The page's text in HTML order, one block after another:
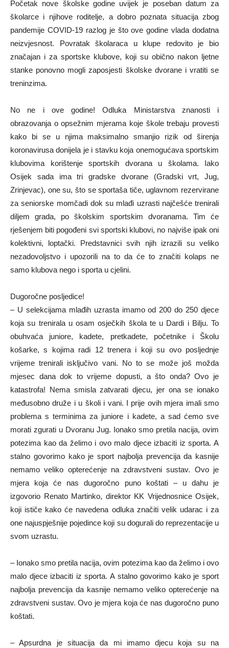
Početak nove školske godine uvijek je poseban datum za
školarce i njihove roditelje, a dobro poznata situacija zbog
pandemije COVID-19 razlog je što ove godine vlada dodatna
neizvjesnost. Povratak školaraca u klupe redovito je bio
značajan i za sportske klubove, koji su obično nakon ljetne
stanke ponovno mogli zaposjesti školske dvorane i vratiti se
treninzima.
No ne i ove godine! Odluka Ministarstva znanosti i
obrazovanja o opsežnim mjerama koje škole trebaju provesti
kako bi se u njima maksimalno smanjio rizik od širenja
koronavirusa donijela je i stavku koja onemogućava sportskim
klubovima korištenje sportskih dvorana u školama. Iako
Osijek sada ima tri gradske dvorane (Gradski vrt, Jug,
Zrinjevac), one su, što se sportaša tiče, uglavnom rezervirane
za seniorske momčadi dok su mlađi uzrasti najčešće trenirali
diljem grada, po školskim sportskim dvoranama. Tim će
rješenjem biti pogođeni svi sportski klubovi, no najviše ipak oni
kolektivni, loptački. Predstavnici svih njih izrazili su veliko
nezadovoljstvo i upozorili na to da će to značiti kolaps ne
samo klubova nego i sporta u cjelini.
Dugoročne posljedice!
– U selekcijama mlađih uzrasta imamo od 200 do 250 djece
koja su trenirala u osam osječkih škola te u Dardi i Bilju. To
obuhvaća juniore, kadete, pretkadete, početnike i Školu
košarke, s kojima radi 12 trenera i koji su ovo posljednje
vrijeme trenirali isključivo vani. No to se može još možda
mjesec dana dok to vrijeme dopusti, a što onda? Ovo je
katastrofa! Nema smisla zatvarati djecu, jer ona se ionako
međusobno druže i u školi i vani. I prije ovih mjera imali smo
problema s terminima za juniore i kadete, a sad ćemo sve
morati zgurati u Dvoranu Jug. Ionako smo pretila nacija, ovim
potezima kao da želimo i ovo malo djece izbaciti iz sporta. A
stalno govorimo kako je sport najbolja prevencija da kasnije
nemamo veliko opterećenje na zdravstveni sustav. Ovo je
mjera koja će nas dugoročno puno koštati – u dahu je
izgovorio Renato Martinko, direktor KK Vrijednosnice Osijek,
koji ističe kako će navedena odluka značiti velik udarac i za
one najuspješnije pojedince koji su dogurali do reprezentacije u
svom uzrastu.
– Ionako smo pretila nacija, ovim potezima kao da želimo i ovo
malo djece izbaciti iz sporta. A stalno govorimo kako je sport
najbolja prevencija da kasnije nemamo veliko opterećenje na
zdravstveni sustav. Ovo je mjera koja će nas dugoročno puno
koštati.
– Apsurdna je situacija da mi imamo djecu koja su na